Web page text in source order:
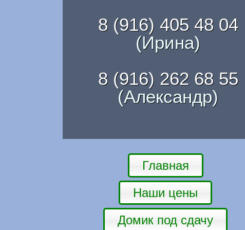
8 (916) 405 48 04
(Ирина)
8 (916) 262 68 55
(Александр)
Главная
Наши цены
Домик под сдачу